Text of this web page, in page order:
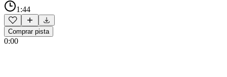
1:44
Comprar pista
0:00